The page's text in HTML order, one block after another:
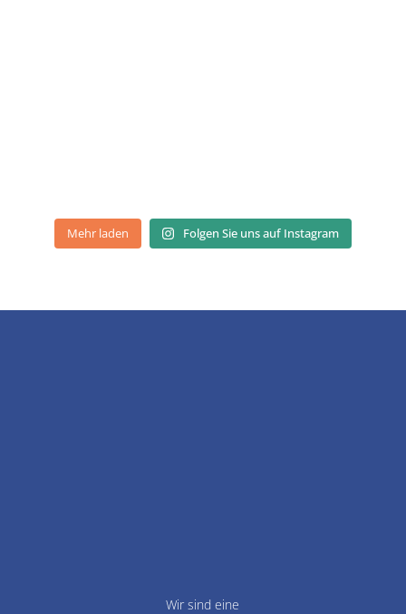
Mehr laden Folgen Sie uns auf Instagram
Wir sind eine